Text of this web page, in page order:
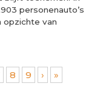
personenauto’s
opzichte van
8 9 › »